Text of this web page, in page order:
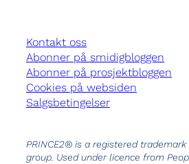
Kontakt oss
Abonner på smidigbloggen
Abonner på prosjektbloggen
Cookies på websiden
Salgsbetingelser
PRINCE2® is a registered
group. Used under licence from